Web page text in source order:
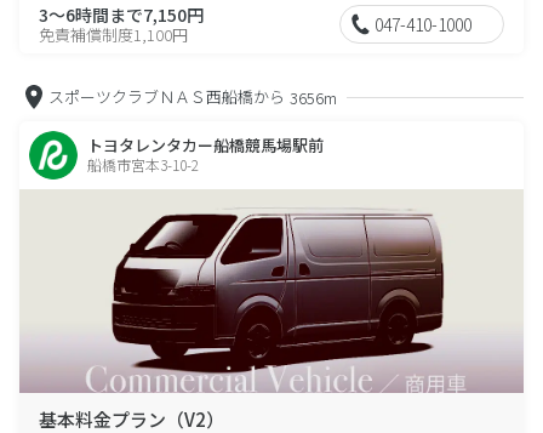
3～6時間まで7,150円
免責補償制度1,100円 047-410-1000
スポーツクラブＮＡＳ西船橋から 3656m
トヨタレンタカー船橋競馬場駅前
船橋市宮本3-10-2
基本料金プラン（V2）